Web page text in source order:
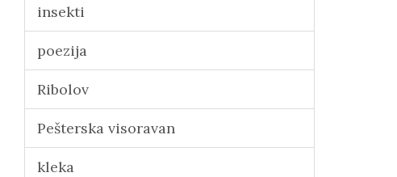
insekti
poezija
Ribolov
Pešterska visoravan
kleka